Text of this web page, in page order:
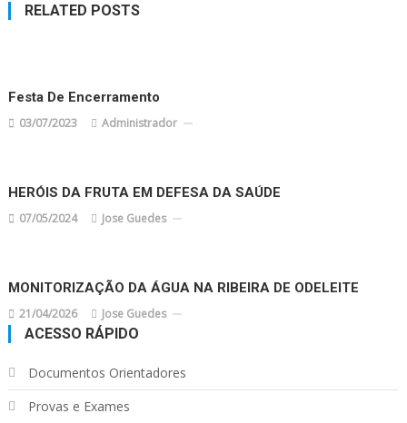
RELATED POSTS
Festa De Encerramento
03/07/2023 Administrador
HERÓIS DA FRUTA EM DEFESA DA SAÚDE
07/05/2024 Jose Guedes
MONITORIZAÇÃO DA ÁGUA NA RIBEIRA DE ODELEITE
21/04/2026 Jose Guedes
ACESSO RÁPIDO
Documentos Orientadores
Provas e Exames